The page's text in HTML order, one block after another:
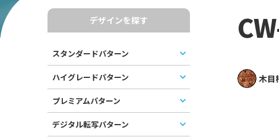
デザインを探す
スタンダードパターン
ハイグレードパターン
プレミアムパターン
デジタル転写パターン
木目